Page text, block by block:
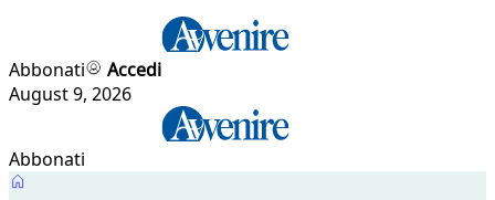
Abbonati
Accedi
August 9, 2026
Abbonati